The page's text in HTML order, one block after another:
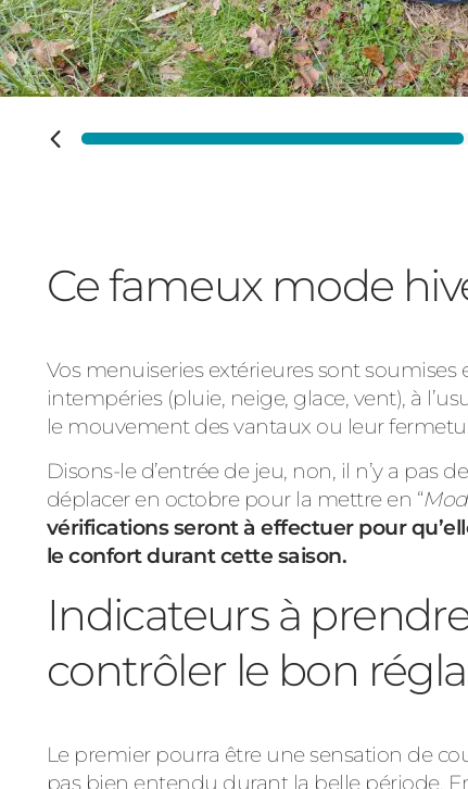
Ce fameux mode
Vos menuiseries extérieures sont
intempéries (pluie, neige, glace, vent), à
le mouvement des vantaux ou leur
Disons-le d’entrée de jeu, non, il n’y a pas
déplacer en octobre pour la mettre en “
vérifications seront à effectuer pour
le confort durant cette saison.
Indicateurs à
contrôler le bon
Le premier pourra être une sensation de
pas bien entendu durant la belle période.